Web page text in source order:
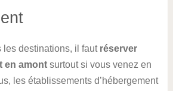
les destinations, il faut réserver
en amontsurtout si vous venez en
les établissements d’hébergement